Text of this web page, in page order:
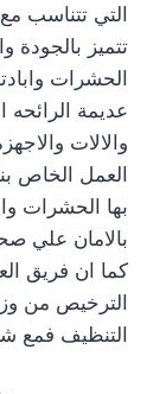
التي تتناسب
تتميز بالجودة
الحشرات
عديمة
والالات
العمل الخاص
بها الحشرات
بالامان علي
كما ان فريق
الترخيص من
التنظيف فمع